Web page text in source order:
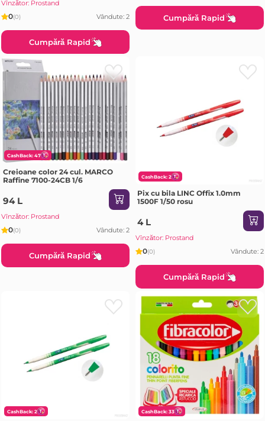
Vînzător: Prostand
0(0) Vândute: 2
Cumpără Rapid
Cumpără Rapid
CashBack: 47
Creioane color 24 cul. MARCO
Raffine 7100-24CB 1/6
94 L
Vînzător: Prostand
0(0) Vândute: 2
Cumpără Rapid
CashBack: 2
Pix cu bila LINC Offix 1.0mm
1500F 1/50 rosu
4 L
Vînzător: Prostand
0(0) Vândute: 2
Cumpără Rapid
CashBack: 2 CashBack: 33